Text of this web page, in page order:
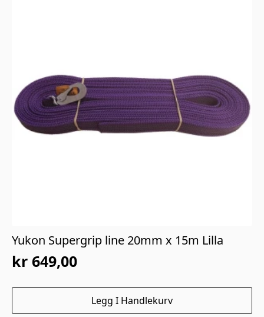
Yukon Supergrip line 20mm x 15m Lilla
kr 649,00
Legg I Handlekurv